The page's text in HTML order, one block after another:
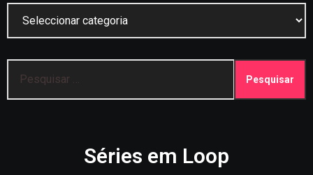
por:
Séries em Loop